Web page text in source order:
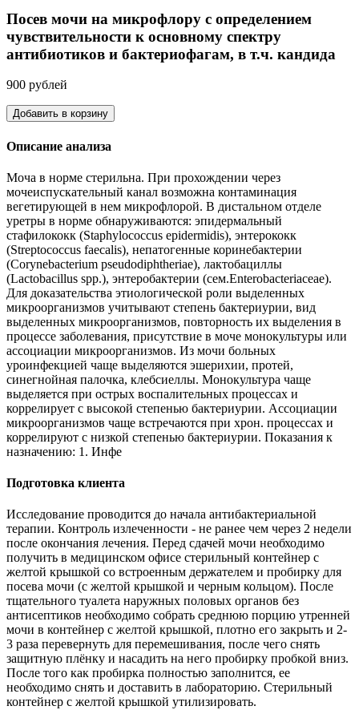
Посев мочи на микрофлору с определением
чувствительности к основному спектру
антибиотиков и бактериофагам, в т.ч. кандида
900 рублей
Добавить в корзину
Описание анализа
Моча в норме стерильна. При прохождении через
мочеиспускательный канал возможна контаминация
вегетирующей в нем микрофлорой. В дистальном отделе
уретры в норме обнаруживаются: эпидермальный
стафилококк (Staphylococcus epidermidis), энтерококк
(Streptococcus faecalis), непатогенные коринебактерии
(Corynebacterium pseudodiphtheriae), лактобациллы
(Lactobacillus spp.), энтеробактерии (сем.Enterobacteriaceae).
Для доказательства этиологической роли выделенных
микроорганизмов учитывают степень бактериурии, вид
выделенных микроорганизмов, повторность их выделения в
процессе заболевания, присутствие в моче монокультуры или
ассоциации микроорганизмов. Из мочи больных
уроинфекцией чаще выделяются эшерихии, протей,
синегнойная палочка, клебсиеллы. Монокультура чаще
выделяется при острых воспалительных процессах и
коррелирует с высокой степенью бактериурии. Ассоциации
микроорганизмов чаще встречаются при хрон. процессах и
коррелируют с низкой степенью бактериурии. Показания к
назначению: 1. Инфе
Подготовка клиента
Исследование проводится до начала антибактериальной
терапии. Контроль излеченности - не ранее чем через 2 недели
после окончания лечения. Перед сдачей мочи необходимо
получить в медицинском офисе стерильный контейнер с
желтой крышкой со встроенным держателем и пробирку для
посева мочи (с желтой крышкой и черным кольцом). После
тщательного туалета наружных половых органов без
антисептиков необходимо собрать среднюю порцию утренней
мочи в контейнер с желтой крышкой, плотно его закрыть и 2-
3 раза перевернуть для перемешивания, после чего снять
защитную плёнку и насадить на него пробирку пробкой вниз.
После того как пробирка полностью заполнится, ее
необходимо снять и доставить в лабораторию. Стерильный
контейнер с желтой крышкой утилизировать.